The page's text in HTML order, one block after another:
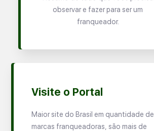
observar e fazer para ser um
franqueador.
Visite o Portal
Maior site do Brasil em quantidade de
marcas franqueadoras, são mais de